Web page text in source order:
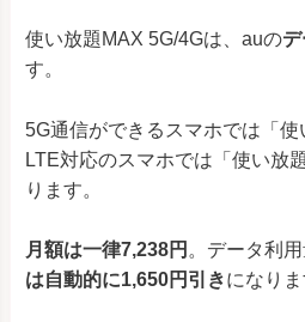
使い放題MAX 5G/4Gは、auの
す。
5G通信ができるスマホでは「
LTE対応のスマホでは「使い放
ります。
月額は一律7,238円 。データ利
は自動的に1,650円引きになりま